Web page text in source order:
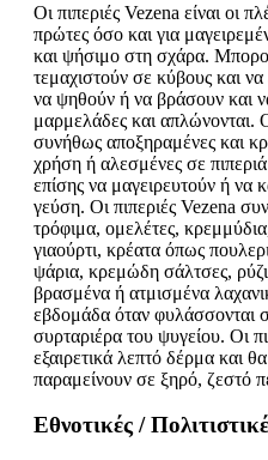
Οι πιπεριές Vezena είναι οι
πρώτες όσο και για
και ψήσιμο στη σχάρα.
τεμαχιστούν σε κύβους και
να ψηθούν ή να βράσουν και
μαρμελάδες και απλώνονται.
συνήθως αποξηραμένες και
χρήση ή αλεσμένες σε
επίσης να μαγειρευτούν ή να
γεύση. Οι πιπεριές Vezena
τρόφιμα, ομελέτες,
γιαούρτι, κρέατα όπως
ψάρια, κρεμώδη σάλτσες,
βρασμένα ή ατμισμένα
εβδομάδα όταν φυλάσσονται
συρταριέρα του ψυγείου. Οι
εξαιρετικά λεπτό δέρμα και
παραμείνουν σε ξηρό, ζεστό
Εθνοτικές /